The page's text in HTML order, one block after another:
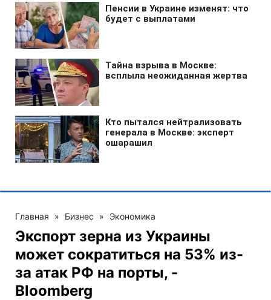
Главная » Бизнес » Экономика
Экспорт зерна из Украины
может сократиться на 53% из-
за атак РФ на порты, -
Bloomberg